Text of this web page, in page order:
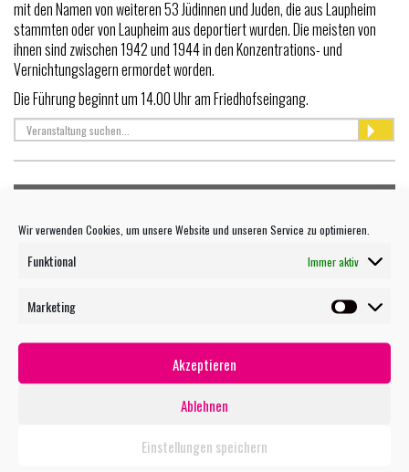
Wir verwenden Cookies, um unsere Website und unseren Service zu optimieren.
Funktional Immer aktiv
Marketing
Akzeptieren
Ablehnen
Einstellungen speichern
mit den Namen von weiteren 53 Jüdinnen und Juden, die aus Laupheim
stammten oder von Laupheim aus deportiert wurden. Die meisten von
ihnen sind zwischen 1942 und 1944 in den Konzentrations- und
Vernichtungslagern ermordet worden.
Die Führung beginnt um 14.00 Uhr am Friedhofseingang.
27.07 OPEN AIR KINO - EXTRAWURST
27.07 OPEN AIR KINO: KOMBI-TICKET 5 FILME
29.07 KURZ UND GUT - EIN ERSTER BLICK INS MUSEUM
30.07 OPEN AIR KINO - EIN MÜNCHNER IM HIMMEL - DER TOD IST ERST DER
31.07 OPEN AIR KINO - MICHAEL